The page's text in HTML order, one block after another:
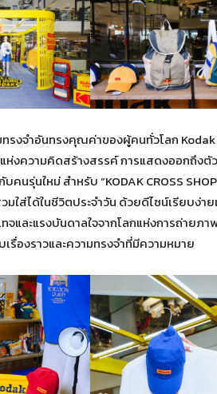
รงจำอันทรงคุณค่าของผู้คนทั่วโลก
งความคิดสร้างสรรค์ การแสดงออกถึงตั
นรุ่นใหม่ สำหรับ “KODAK CROSS
ใส่ได้ในชีวิตประจำวัน ด้วยดีไซน์เรียบง่า
ละแรงบันดาลใจจากโลกแห่งการถ่ายภา
รื่องราวและความทรงจำที่มีความหมาย